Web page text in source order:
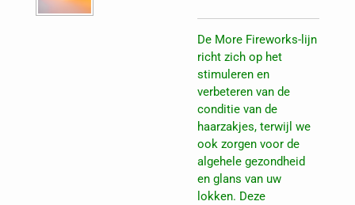
De More Fireworks-lijn
richt zich op het
stimuleren en
verbeteren van de
conditie van de
haarzakjes, terwijl we
ook zorgen voor de
algehele gezondheid
en glans van uw
lokken. Deze